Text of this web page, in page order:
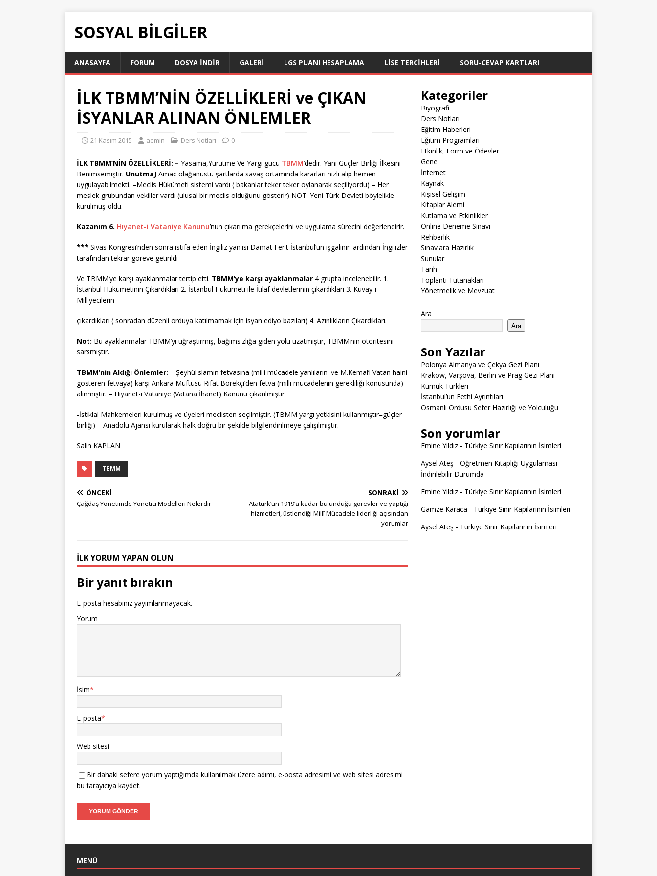
SOSYAL BILGILER
ANASAYFA FORUM DOSYA İNDIR GALERI LGS PUANI HESAPLAMA LİSE TERCİHLERİ SORU-CEVAP KARTLARI
İLK TBMM’NİN ÖZELLİKLERİ ve ÇIKAN
İSYANLAR ALINAN ÖNLEMLER
21 Kasım 2015 admin Ders Notları 0
İLK TBMM’NİN ÖZELLİKLERİ: – Yasama,Yürütme Ve Yargı gücü TBMM’dedir. Yani Güçler Birliği İlkesini
Benimsemiştir. UnutmaJ Amaç olağanüstü şartlarda savaş ortamında kararları hızlı alıp hemen
uygulayabilmekti. –Meclis Hükümeti sistemi vardı ( bakanlar teker teker oylanarak seçiliyordu) – Her
meslek grubundan vekiller vardı (ulusal bir meclis olduğunu gösterir) NOT: Yeni Türk Devleti böylelikle
kurulmuş oldu.
Kazanım 6. Hıyanet-i Vataniye Kanunu’nun çıkarılma gerekçelerini ve uygulama sürecini değerlendirir.
*** Sivas Kongresi’nden sonra istifa eden İngiliz yanlısı Damat Ferit İstanbul’un işgalinin ardından İngilizler
tarafından tekrar göreve getirildi
Ve TBMM’ye karşı ayaklanmalar tertip etti. TBMM’ye karşı ayaklanmalar 4 grupta incelenebilir. 1.
İstanbul Hükümetinin Çıkardıkları 2. İstanbul Hükümeti ile İtilaf devletlerinin çıkardıkları 3. Kuvay-ı
Milliyecilerin
çıkardıkları ( sonradan düzenli orduya katılmamak için isyan ediyo bazıları) 4. Azınlıkların Çıkardıkları.
Not: Bu ayaklanmalar TBMM’yi uğraştırmış, bağımsızlığa giden yolu uzatmıştır, TBMM’nin otoritesini
sarsmıştır.
TBMM’nin Aldığı Önlemler: – Şeyhülislamın fetvasına (milli mücadele yanlılarını ve M.Kemal’i Vatan haini
gösteren fetvaya) karşı Ankara Müftüsü Rıfat Börekçi’den fetva (milli mücadelenin gerekliliği konusunda)
alınmıştır. – Hıyanet-i Vataniye (Vatana İhanet) Kanunu çıkarılmıştır.
-İstiklal Mahkemeleri kurulmuş ve üyeleri meclisten seçilmiştir. (TBMM yargı yetkisini kullanmıştır=güçler
birliği) – Anadolu Ajansı kurularak halk doğru bir şekilde bilgilendirilmeye çalışılmıştır.
Salih KAPLAN
TBMM
ÖNCEKI
Çağdaş Yönetimde Yönetici Modelleri Nelerdir
SONRAKI
Atatürk’ün 1919’a kadar bulunduğu görevler ve yaptığı
hizmetleri, üstlendiği Millî Mücadele liderliği açısından
yorumlar
İLK YORUM YAPAN OLUN
Bir yanıt bırakın
E-posta hesabınız yayımlanmayacak.
Yorum
İsim*
E-posta*
Web sitesi
Bir dahaki sefere yorum yaptığımda kullanılmak üzere adımı, e-posta adresimi ve web sitesi adresimi
bu tarayıcıya kaydet.
Kategoriler
Biyografi
Ders Notları
Eğitim Haberleri
Eğitim Programları
Etkinlik, Form ve Ödevler
Genel
İnternet
Kaynak
Kişisel Gelişim
Kitaplar Alemi
Kutlama ve Etkinlikler
Online Deneme Sınavı
Rehberlik
Sınavlara Hazırlık
Sunular
Tarih
Toplantı Tutanakları
Yönetmelik ve Mevzuat
Ara
Ara
Son Yazılar
Polonya Almanya ve Çekya Gezi Planı
Krakow, Varşova, Berlin ve Prag Gezi Planı
Kumuk Türkleri
İstanbul’un Fethi Ayrıntıları
Osmanlı Ordusu Sefer Hazırlığı ve Yolculuğu
Son yorumlar
Emine Yıldız- Türkiye Sınır Kapılarının İsimleri
Aysel Ateş - Öğretmen Kitaplığı Uygulaması
İndirilebilir Durumda
Emine Yıldız- Türkiye Sınır Kapılarının İsimleri
Gamze Karaca - Türkiye Sınır Kapılarının İsimleri
Aysel Ateş - Türkiye Sınır Kapılarının İsimleri
MENÜ